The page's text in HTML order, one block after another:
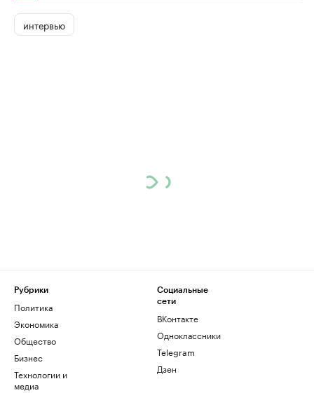
интервью
Рубрики
Политика
Экономика
Общество
Бизнес
Технологии и
медиа
Социальные
сети
ВКонтакте
Одноклассники
Telegram
Дзен